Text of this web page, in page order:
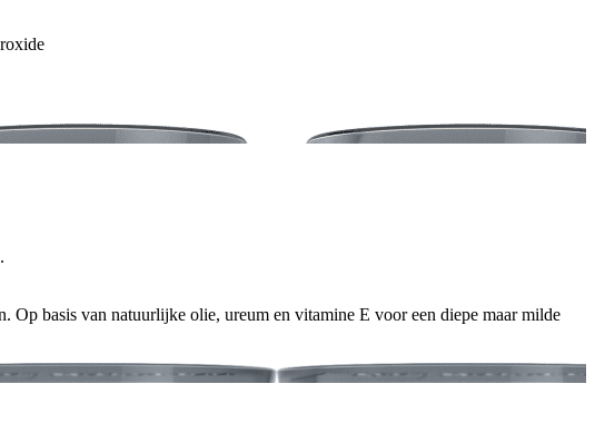
Op basis van natuurlijke olie, ureum en vitamine E voor een diepe maar milde